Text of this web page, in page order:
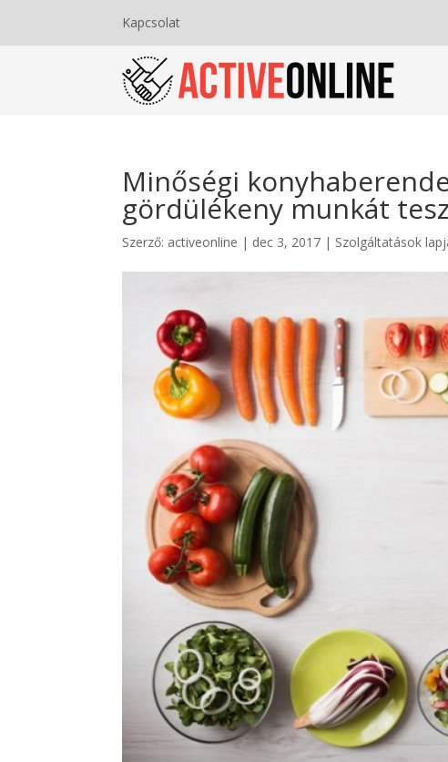
Kapcsolat
Minőségi
gördülékeny munkát
Szerző: activeonline | dec 3, 2017 | Szolgáltatások